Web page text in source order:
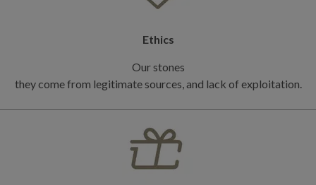
Ethics
Our stones
they come from legitimate sources, and lack of exploitation.